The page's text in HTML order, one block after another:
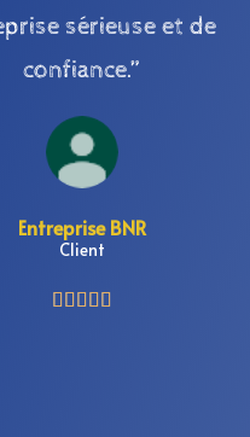
sérieuse et de
confiance.”
Entreprise BNR
Client
    